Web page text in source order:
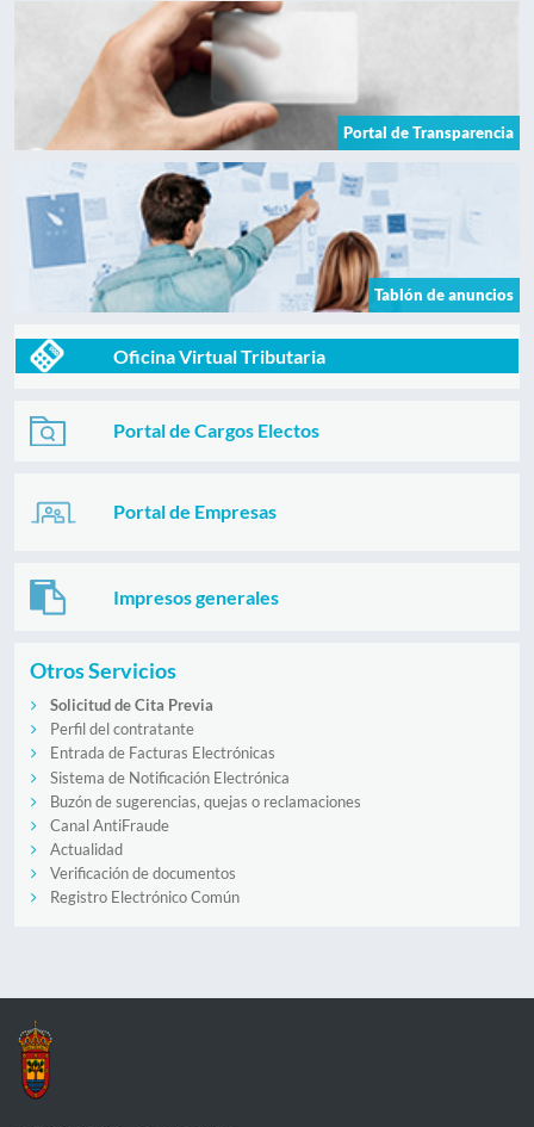
Portal de Transparencia
Tablón de anuncios
Oficina Virtual Tributaria
Portal de Cargos Electos
Portal de Empresas
Impresos generales
Otros Servicios
Solicitud de Cita Previa
Perfil del contratante
Entrada de Facturas Electrónicas
Sistema de Notificación Electrónica
Buzón de sugerencias, quejas o reclamaciones
Canal AntiFraude
Actualidad
Verificación de documentos
Registro Electrónico Común